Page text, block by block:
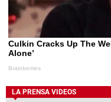
LA PRENSA VIDEOS